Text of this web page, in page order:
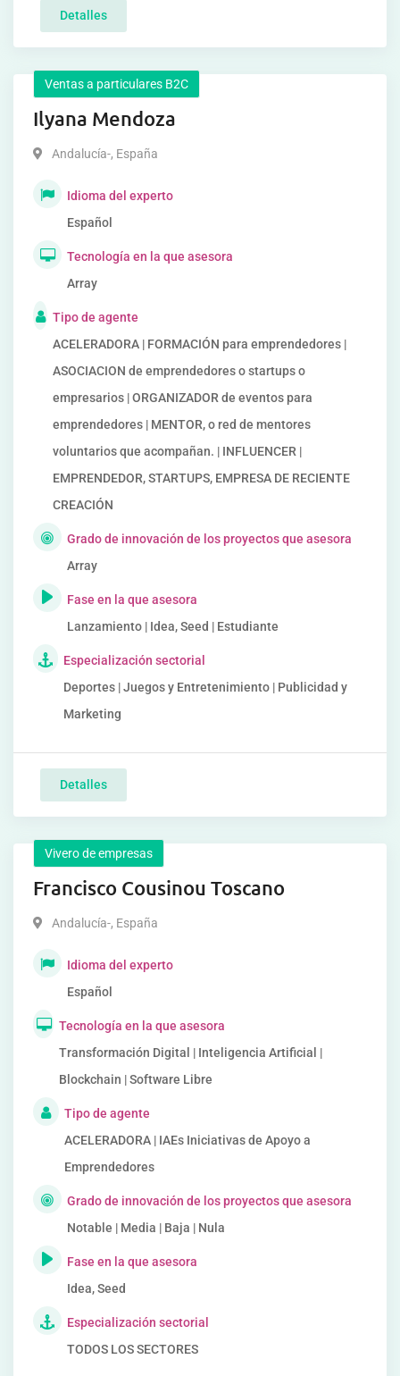
Detalles
Ventas a particulares B2C
Ilyana Mendoza
Andalucía-, España
Idioma del experto
Español
Tecnología en la que asesora
Array
Tipo de agente
ACELERADORA | FORMACIÓN para emprendedores |
ASOCIACION de emprendedores o startups o
empresarios | ORGANIZADOR de eventos para
emprendedores | MENTOR, o red de mentores
voluntarios que acompañan. | INFLUENCER |
EMPRENDEDOR, STARTUPS, EMPRESA DE RECIENTE
CREACIÓN
Grado de innovación de los proyectos que asesora
Array
Fase en la que asesora
Lanzamiento | Idea, Seed | Estudiante
Especialización sectorial
Deportes | Juegos y Entretenimiento | Publicidad y
Marketing
Detalles
Vivero de empresas
Francisco Cousinou Toscano
Andalucía-, España
Idioma del experto
Español
Tecnología en la que asesora
Transformación Digital | Inteligencia Artificial |
Blockchain | Software Libre
Tipo de agente
ACELERADORA | IAEs Iniciativas de Apoyo a
Emprendedores
Grado de innovación de los proyectos que asesora
Notable | Media | Baja | Nula
Fase en la que asesora
Idea, Seed
Especialización sectorial
TODOS LOS SECTORES